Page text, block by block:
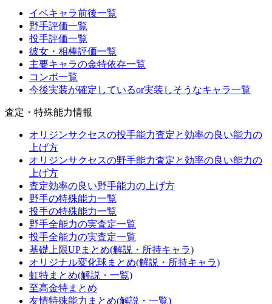
イベキャラ前後一覧
野手評価一覧
投手評価一覧
彼女・相棒評価一覧
主要キャラの金特依存一覧
コンボ一覧
今後実装が確定しているor実装しそうなキャラ一覧
査定・特殊能力情報
オリジンサクセスの投手能力査定と効率の良い能力の
上げ方
オリジンサクセスの野手能力査定と効率の良い能力の
上げ方
査定効率の良い野手能力の上げ方
野手の特殊能力一覧
投手の特殊能力一覧
野手全能力の実査定一覧
投手全能力の実査定一覧
基礎上限UPまとめ(解説・所持キャラ)
オリジナル変化球まとめ(解説・所持キャラ)
虹特まとめ(解説・一覧)
至高金特まとめ
友情特殊能力まとめ(解説・一覧)